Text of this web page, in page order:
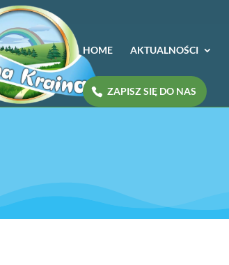
HOME AKTUALNOŚCI
ZAPISZ SIĘ DO NAS